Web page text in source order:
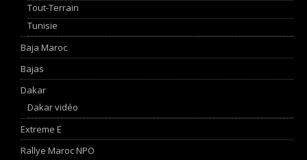
Tout-Terrain
Tunisie
Baja Maroc
Bajas
Dakar
Dakar vidéo
Extreme E
Rallye Maroc NPO